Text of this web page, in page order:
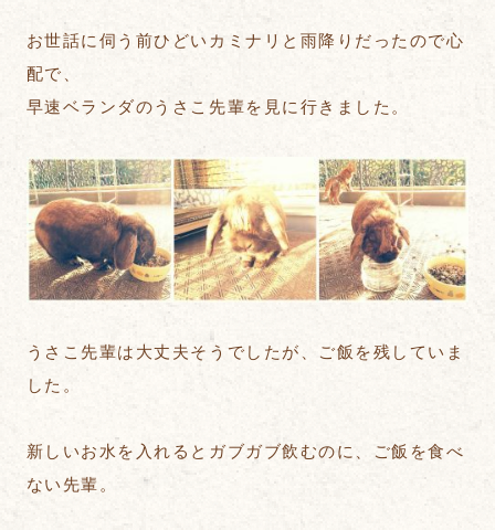
お世話に伺う前ひどいカミナリと雨降りだったので心
配で、
早速ベランダのうさこ先輩を見に行きました。
うさこ先輩は大丈夫そうでしたが、ご飯を残していま
した。
新しいお水を入れるとガブガブ飲むのに、ご飯を食べ
ない先輩。